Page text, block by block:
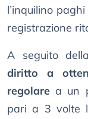
l’inquilino
registrazione
A seguito
diritto a
regolare a un
pari a 3 volte